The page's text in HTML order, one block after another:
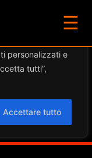
personalizzati e
tutti”,
Accettare tutto
☰
trovato per